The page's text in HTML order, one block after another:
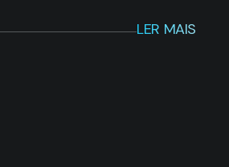
LER MAIS